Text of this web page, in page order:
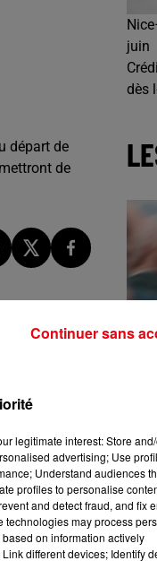
juin
dès
départ de
de
legitimate interest: Store
advertising; Use
Understand audiences
profiles to personalise
and detect fraud, and fix
technologies may process
on information actively
different devices; Identify
Continuer sans